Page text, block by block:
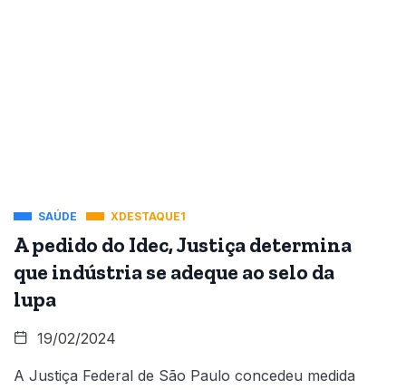
SAÚDE XDESTAQUE1
A pedido do Idec, Justiça determina
que indústria se adeque ao selo da
lupa
19/02/2024
A Justiça Federal de São Paulo concedeu medida